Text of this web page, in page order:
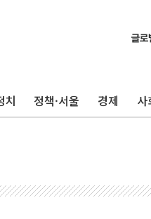
치 정책·서울 경제 사